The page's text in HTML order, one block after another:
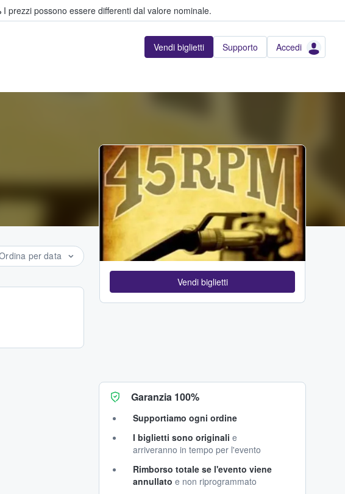
I prezzi possono essere differenti dal valore nominale.
Vendi biglietti Supporto Accedi
per data
Vendi biglietti
Garanzia 100%
Supportiamo ogni ordine
I biglietti sono originali e
arriveranno in tempo per l'evento
Rimborso totale se l'evento viene
annullato e non riprogrammato